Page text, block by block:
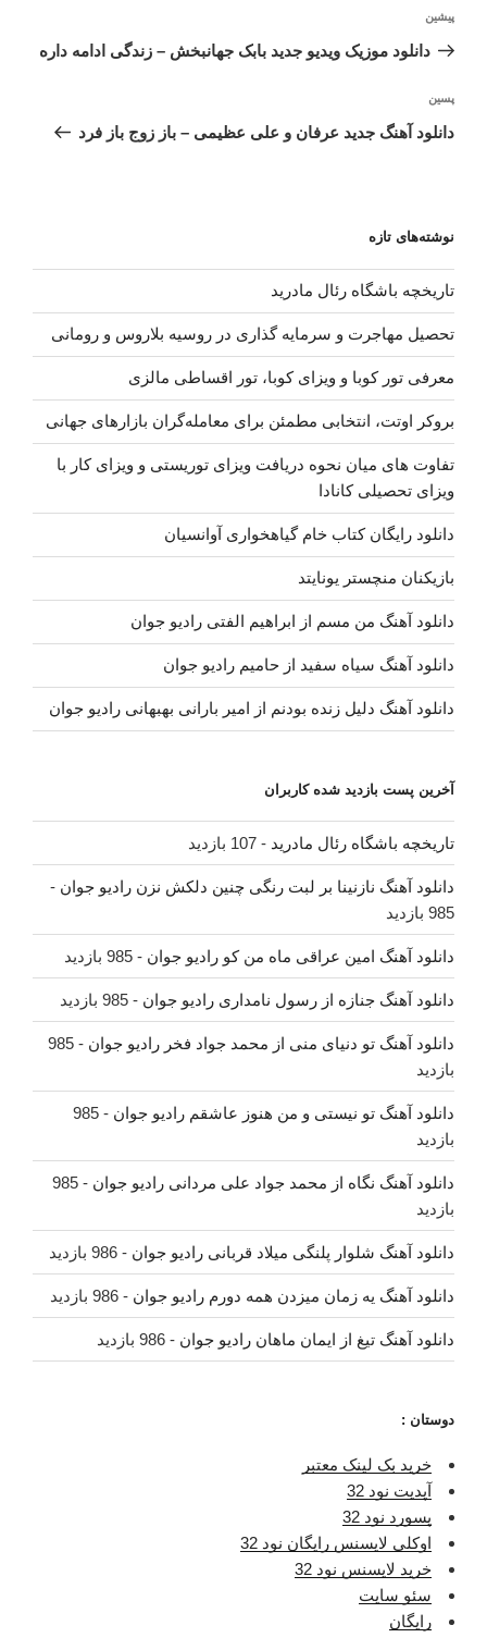
نوشته
قبلی
پیشین
دانلود موزیک ویدیو جدید بابک جهانبخش – زندگی ادامه داره
نوشته‌ٔ
بعدی
پسین
دانلود آهنگ جدید عرفان و علی عظیمی – باز زوج باز فرد
نوشته‌های تازه
تاریخچه باشگاه رئال مادرید
تحصیل مهاجرت و سرمایه گذاری در روسیه بلاروس و رومانی
معرفی تور کوبا و ویزای کوبا، تور اقساطی مالزی
بروکر اوتت، انتخابی مطمئن برای معامله‌گران بازارهای جهانی
تفاوت های میان نحوه دریافت ویزای توریستی و ویزای کار با
ویزای تحصیلی کانادا
دانلود رایگان کتاب خام گیاهخواری آوانسیان
بازیکنان منچستر یونایتد
دانلود آهنگ من مسم از ابراهیم الفتی رادیو جوان
دانلود آهنگ سیاه سفید از حامیم رادیو جوان
دانلود آهنگ دلیل زنده بودنم از امیر بارانی بهبهانی رادیو جوان
آخرین پست بازدید شده کاربران
تاریخچه باشگاه رئال مادرید - 107 بازدید
دانلود آهنگ نازنینا بر لبت رنگی چنین دلکش نزن رادیو جوان -
985 بازدید
دانلود آهنگ امین عراقی ماه من کو رادیو جوان - 985 بازدید
دانلود آهنگ جنازه از رسول نامداری رادیو جوان - 985 بازدید
دانلود آهنگ تو دنیای منی از محمد جواد فخر رادیو جوان
- 985
بازدید
دانلود آهنگ تو نیستی و من هنوز عاشقم رادیو جوان
- 985
بازدید
دانلود آهنگ نگاه از محمد جواد علی مردانی رادیو جوان
- 985
بازدید
دانلود آهنگ شلوار پلنگی میلاد قربانی رادیو جوان - 986 بازدید
دانلود آهنگ یه زمان میزدن همه دورم رادیو جوان - 986 بازدید
دانلود آهنگ تیغ از ایمان ماهان رادیو جوان - 986 بازدید
دوستان :
خرید بک لینک معتبر
آپدیت نود 32
پسورد نود 32
اوکلی لایسنس رایگان نود 32
خرید لایسنس نود 32
سئو سایت
رایگان